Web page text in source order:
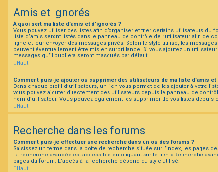
Amis et ignorés
À quoi sert ma liste d’amis et d’ignorés ?
Vous pouvez utiliser ces listes afin d’organiser et trier certains utilisateurs du
liste d’amis seront listés dans le panneau de contrôle de l’utilisateur afin de
ligne et leur envoyer des messages privés. Selon le style utilisé, les
peuvent éventuellement être mis en surbrillance. Si vous ajoutez un
messages qu’il publiera seront masqués par défaut.
Haut
Comment puis-je ajouter ou supprimer des utilisateurs de ma liste d’amis et
Dans chaque profil d’utilisateurs, un lien vous permet de les ajouter à votre
vous pouvez ajouter directement des utilisateurs depuis le panneau de
nom d’utilisateur. Vous pouvez également les supprimer de vos listes depuis
Haut
Recherche dans les forums
Comment puis-je effectuer une recherche dans un ou des forums ?
Saisissez un terme dans la boîte de recherche située sur l’index, les pages
La recherche avancée est accessible en cliquant sur le lien « Recherche
pages du forum. L’accès à la recherche dépend du style utilisé.
Haut